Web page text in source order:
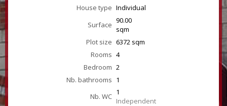
House type Individual
Surface 90.00
sqm
Plot size 6372 sqm
Rooms 4
Bedroom 2
Nb. bathrooms 1
Nb. WC 1
Independent